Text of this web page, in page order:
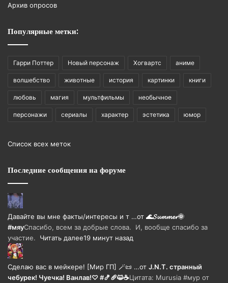
Архив опросов
Популярные метки:
Гарри Поттер Новый персонаж Хогвартс аниме
волшебство животные история картинки книги
любовь магия мультфильмы необычное
персонажи сериалы характер эстетика юмор
Список всех меток
Последние сообщения на форуме
Давайте вы мне факты/интересы и т …от 🌊𝓢𝓾𝓶𝓶𝓮𝓻🌞
#мяуСпасибо, всем за добрые слова. И, вообще спасибо за
участие. Читать далее19 минут назад
Сделаю вас в мейкере! [Мир ГП] 🪄📜 …от J.N.T. странный
чебурек! Чуечка! Ванлав!♡ #🍤🥖😺☕Цитата: Murusia #мур от